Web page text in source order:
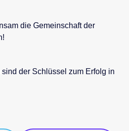
die Gemeinschaft der
der Schlüssel zum Erfolg in